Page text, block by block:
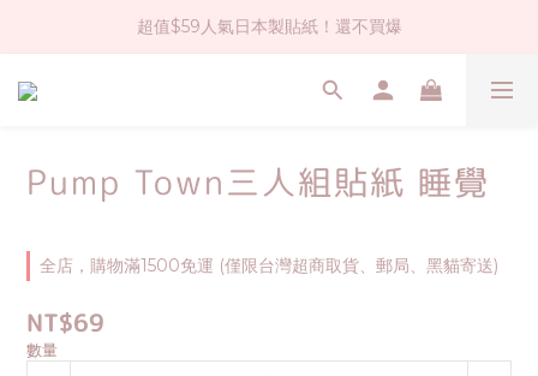
社群大人氣！各種有趣的打洞器
超值$59人氣日本製貼紙！還不買爆
全店$1500免運(台灣地區)
Pump Town三人組貼紙 睡覺
全店，購物滿1500免運 (僅限台灣超商取貨、郵局、黑貓寄送)
NT$69
數量